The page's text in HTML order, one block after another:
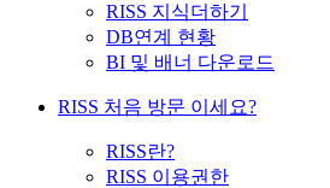
RISS 지식더하기
DB연계 현황
BI 및 배너 다운로드
RISS 처음 방문 이세요?
RISS란?
RISS 이용권한